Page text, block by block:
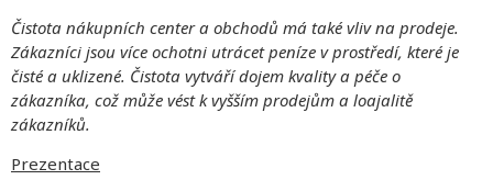
Čistota nákupních center a obchodů má také vliv na prodeje.
Zákazníci jsou více ochotni utrácet peníze v prostředí, které je
čisté a uklizené. Čistota vytváří dojem kvality a péče o
zákazníka, což může vést k vyšším prodejům a loajalitě
zákazníků.
Prezentace